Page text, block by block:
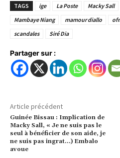
TAGS ige La Poste Macky Sall
Mambaye Niang
mamour diallo
scandales
Siré Dia
Partager sur :
Article précédent
Guinée Bissau : Implication de
Macky Sall, « Je ne suis pas le
seul à bénéficier de son aide, je
ne suis pas ingrat…) Embalo
avoue